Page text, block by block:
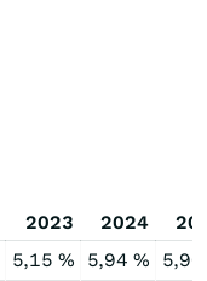
2023 2024
5,15 % 5,94 %
5,90